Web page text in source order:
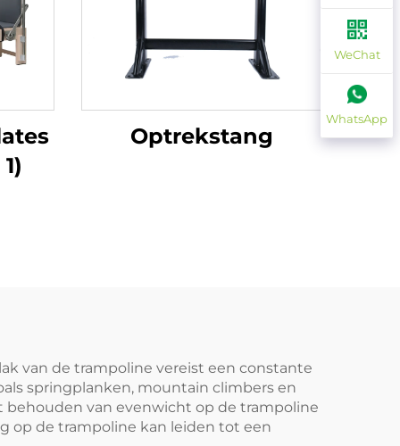
Optrekstang
van de trampoline vereist een constante
springplanken, mountain climbers en
behouden van evenwicht op de trampoline
op de trampoline kan leiden tot een
WeChat
WhatsApp